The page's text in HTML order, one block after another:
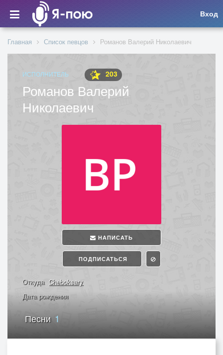
Вход
Главная Список певцов Романов Валерий Николаевич
ИСПОЛНИТЕЛЬ 203
Романов Валерий
Николаевич
НАПИСАТЬ
ПОДПИСАТЬСЯ
Откуда Cheboksary
Дата рождения
Песни 1